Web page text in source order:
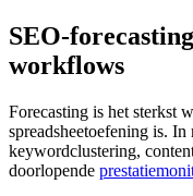
SEO-
workflows
Forecasting is het sterkst
spreadsheetoefening is.
keywordclustering,
doorlopende